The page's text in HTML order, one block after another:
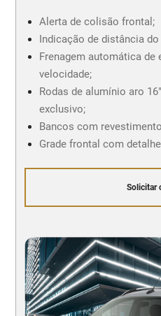
Alerta de colisão frontal;
Indicação de distância
Frenagem automática de
velocidade;
Rodas de alumínio aro
exclusivo;
Bancos com
Grade frontal com
Solicitar